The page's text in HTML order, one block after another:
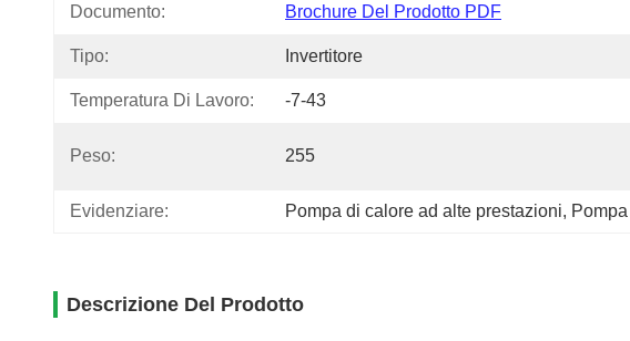
Documento: Brochure Del Prodotto PDF
Tipo: Invertitore
Temperatura Di Lavoro: -7-43
Peso: 255
Evidenziare: Pompa di calore ad alte prestazioni,
Descrizione Del Prodotto